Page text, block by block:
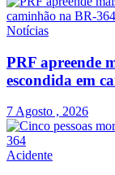
Notícias
PRF apreende
escondida em
7 Agosto , 2026
Acidente